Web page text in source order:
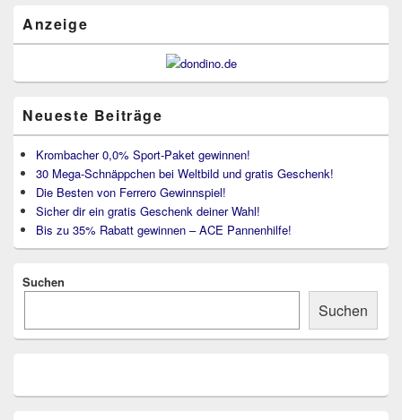
Anzeige
Neueste Beiträge
Krombacher 0,0% Sport-Paket gewinnen!
30 Mega-Schnäppchen bei Weltbild und gratis Geschenk!
Die Besten von Ferrero Gewinnspiel!
Sicher dir ein gratis Geschenk deiner Wahl!
Bis zu 35% Rabatt gewinnen – ACE Pannenhilfe!
Suchen
Suchen